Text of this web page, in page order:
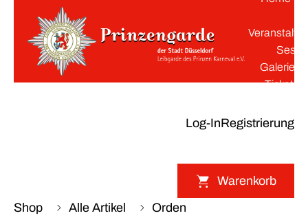
Galerie
Tickets
Log-InRegistrierung
Shop Alle Artikel Orden
Warenkorb